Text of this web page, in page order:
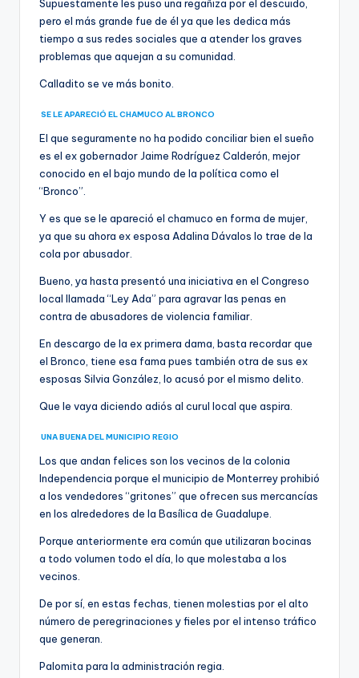
Supuestamente les puso una regañiza por el descuido,
pero el más grande fue de él ya que les dedica más
tiempo a sus redes sociales que a atender los graves
problemas que aquejan a su comunidad.
Calladito se ve más bonito.
SE LE APARECIÓ EL CHAMUCO AL BRONCO
El que seguramente no ha podido conciliar bien el sueño
es el ex gobernador Jaime Rodríguez Calderón, mejor
conocido en el bajo mundo de la política como el
“Bronco”.
Y es que se le apareció el chamuco en forma de mujer,
ya que su ahora ex esposa Adalina Dávalos lo trae de la
cola por abusador.
Bueno, ya hasta presentó una iniciativa en el Congreso
local llamada “Ley Ada” para agravar las penas en
contra de abusadores de violencia familiar.
En descargo de la ex primera dama, basta recordar que
el Bronco, tiene esa fama pues también otra de sus ex
esposas Silvia González, lo acusó por el mismo delito.
Que le vaya diciendo adiós al curul local que aspira.
UNA BUENA DEL MUNICIPIO REGIO
Los que andan felices son los vecinos de la colonia
Independencia porque el municipio de Monterrey prohibió
a los vendedores “gritones” que ofrecen sus mercancías
en los alrededores de la Basílica de Guadalupe.
Porque anteriormente era común que utilizaran bocinas
a todo volumen todo el día, lo que molestaba a los
vecinos.
De por sí, en estas fechas, tienen molestias por el alto
número de peregrinaciones y fieles por el intenso tráfico
que generan.
Palomita para la administración regia.